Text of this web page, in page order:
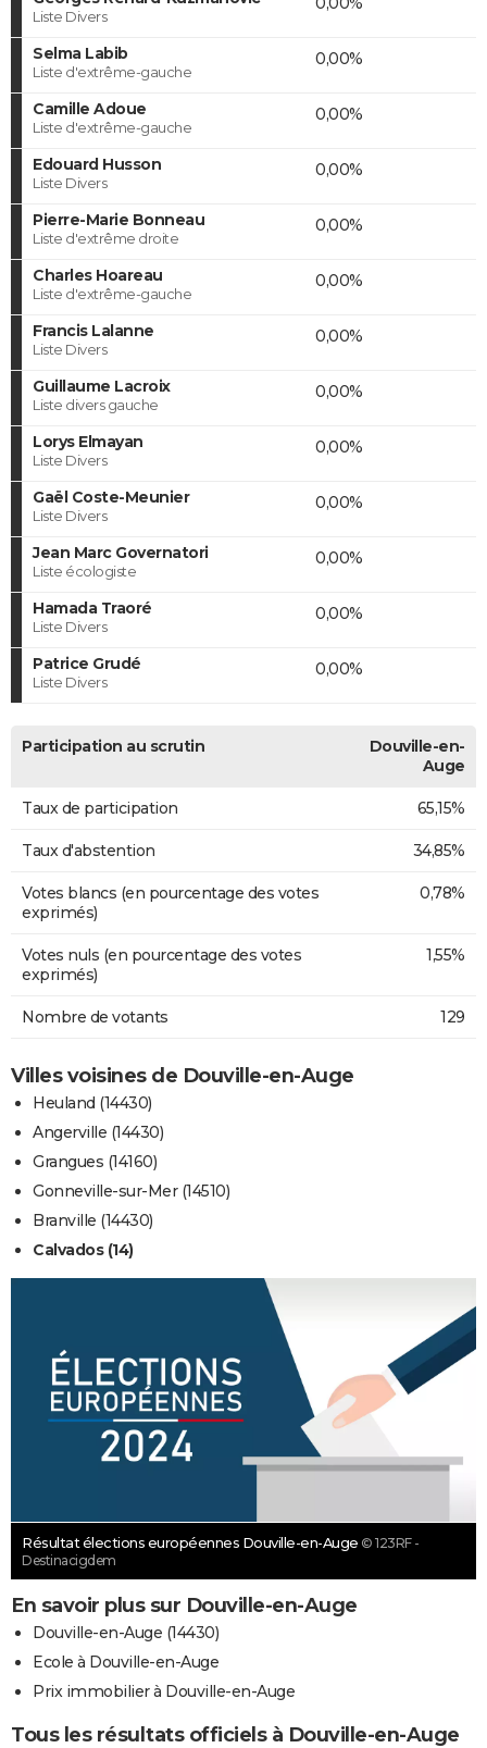
Liste Divers
Selma Labib
Liste d'extrême-gauche
0,00%
Camille Adoue
Liste d'extrême-gauche
0,00%
Edouard Husson
Liste Divers
0,00%
Pierre-Marie Bonneau
Liste d'extrême droite
0,00%
Charles Hoareau
Liste d'extrême-gauche
0,00%
Francis Lalanne
Liste Divers
0,00%
Guillaume Lacroix
Liste divers gauche
0,00%
Lorys Elmayan
Liste Divers
0,00%
Gaël Coste-Meunier
Liste Divers
0,00%
Jean Marc Governatori
Liste écologiste
0,00%
Hamada Traoré
Liste Divers
0,00%
Patrice Grudé
Liste Divers
0,00%
Participation au scrutin
Douville-en-
Auge
Taux de participation 65,15%
Taux d'abstention 34,85%
Votes blancs (en pourcentage des votes
exprimés)
0,78%
Votes nuls (en pourcentage des votes
exprimés)
1,55%
Nombre de votants 129
Villes voisines de Douville-en-Auge
Heuland (14430)
Angerville (14430)
Grangues (14160)
Gonneville-sur-Mer (14510)
Branville (14430)
Calvados (14)
Résultat élections européennes Douville-en-Auge © 123RF -
Destinacigdem
En savoir plus sur Douville-en-Auge
Douville-en-Auge (14430)
Ecole à Douville-en-Auge
Prix immobilier à Douville-en-Auge
Tous les résultats officiels à Douville-en-Auge